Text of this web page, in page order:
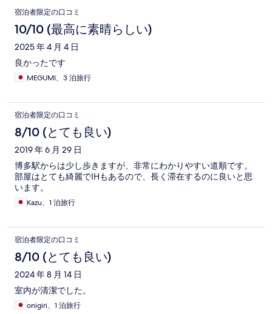
宿泊者限定の口コミ
10/10 (最高に素晴らしい)
2025 年 4 月 4 日
良かったです
MEGUMI、3 泊旅行
宿泊者限定の口コミ
8/10 (とても良い)
2019 年 6 月 29 日
博多駅からは少し歩きますが、非常にわかりやすい道順です。
部屋はとても綺麗でIHもあるので、長く滞在するのに良いと思
います。
Kazu、1 泊旅行
宿泊者限定の口コミ
8/10 (とても良い)
2024 年 8 月 14 日
室内が清潔でした。
onigiri、1 泊旅行